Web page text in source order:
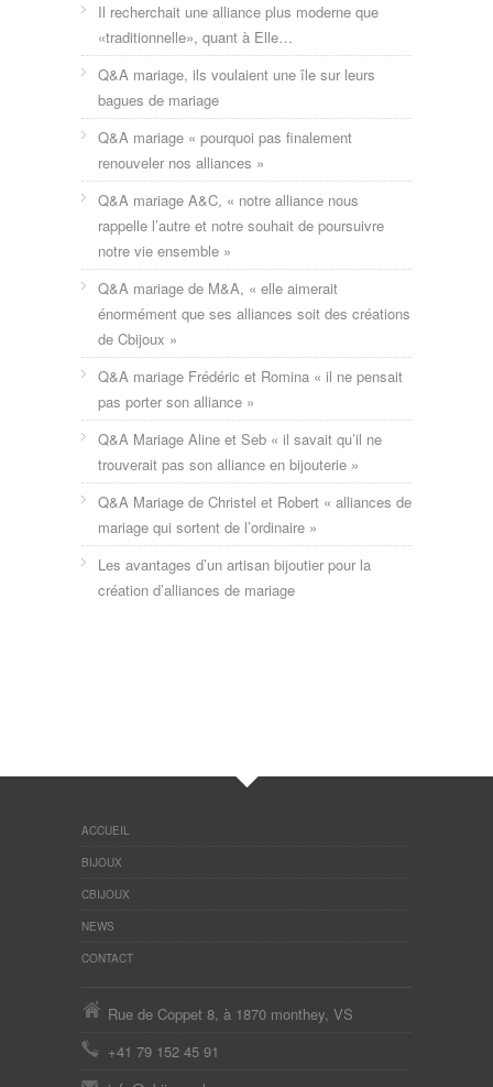
Il recherchait une alliance plus moderne que
«traditionnelle», quant à Elle…
Q&A mariage, ils voulaient une île sur leurs
bagues de mariage
Q&A mariage « pourquoi pas finalement
renouveler nos alliances »
Q&A mariage A&C, « notre alliance nous
rappelle l’autre et notre souhait de poursuivre
notre vie ensemble »
Q&A mariage de M&A, « elle aimerait
énormément que ses alliances soit des créations
de Cbijoux »
Q&A mariage Frédéric et Romina « il ne pensait
pas porter son alliance »
Q&A Mariage Aline et Seb « il savait qu’il ne
trouverait pas son alliance en bijouterie »
Q&A Mariage de Christel et Robert « alliances de
mariage qui sortent de l’ordinaire »
Les avantages d’un artisan bijoutier pour la
création d’alliances de mariage
ACCUEIL
BIJOUX
CBIJOUX
NEWS
CONTACT
Rue de Coppet 8, à 1870 monthey, VS
+41 79 152 45 91